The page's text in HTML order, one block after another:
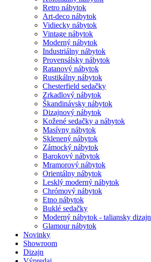
Retro nábytok
Art-deco nábytok
Vidiecky nábytok
Vintage nábytok
Moderný nábytok
Industriálny nábytok
Provensálsky nábytok
Ratanový nábytok
Rustikálny nábytok
Chesterfield sedačky
Zrkadlový nábytok
Škandinávsky nábytok
Dizajnový nábytok
Kožené sedačky a nábytok
Masívny nábytok
Sklenený nábytok
Zámocký nábytok
Barokový nábytok
Mramorový nábytok
Orientálny nábytok
Lesklý moderný nábytok
Chrómový nábytok
Etno nábytok
Buklé sedačky
Moderný nábytok - taliansky dizajn
Glamour nábytok
Novinky
Showroom
Dizajn